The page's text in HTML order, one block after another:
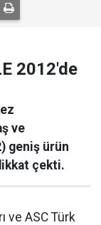
2012'de
ve
geniş ürün
çekti.
ve ASC Türk